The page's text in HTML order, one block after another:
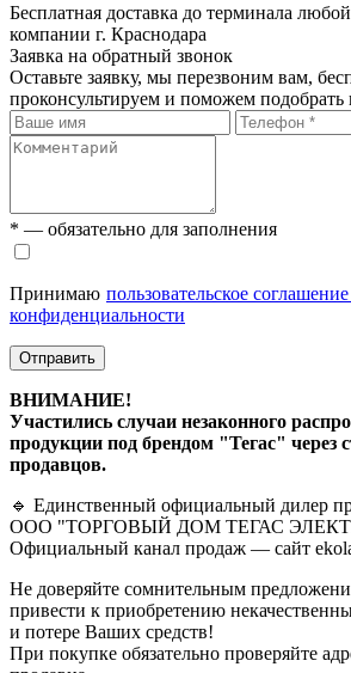
Бесплатная доставка до терминала
компании г. Краснодара
Заявка на обратный звонок
Оставьте заявку, мы перезвоним вам,
проконсультируем и поможем
* — обязательно для заполнения
Принимаю пользовательское
конфиденциальности
Отправить
ВНИМАНИЕ!
Участились случаи незаконного
продукции под брендом "Тегас" через
продавцов.
🔹 Единственный официальный дилер
ООО "ТОРГОВЫЙ ДОМ ТЕГАС
Официальный канал продаж — сайт
Не доверяйте сомнительным
привести к приобретению
и потере Ваших средств!
При покупке обязательно проверяйте